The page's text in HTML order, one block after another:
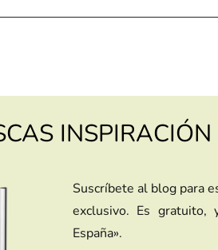
Suscríbete al blog para
exclusivo. Es gratuito,
España».